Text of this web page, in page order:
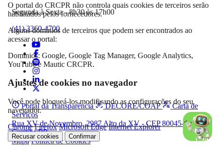
Segunda à Sexta - 8h30 às 17h00
(41) 3360-4700
Portal da Transparência DECORE/COAF
Carta de
Serviços
Rua XV de Novembro, 2987 Alto da XV - CEP 80045-340,
Curitiba/PR
Mapa Política de Cookies
O portal do CRCPR não controla quais cookies de terceiros serão
habilitados pelos fornecedores.
Alguns domínios de terceiros que podem ser encontrados ao
acessar o portal:
Domínios: Google, Google Tag Manager, Google Analytics,
YouTube e Mautic CRCPR.
Ajustes de cookies no navegador
Você pode bloqueá-los modificando as configurações do seu
navegador.
Chrome Firefox Microsoft Edge Internet Explorer
Recusar cookies Confirmar